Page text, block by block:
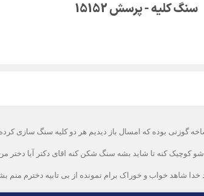
سنگ کلیه - پرسش 15152
امسال باز دیدیم هر دو کلیه سنگ سازی کرده و سنگش در حد ۲۴
کوچیک کنه تا شاید بشه سنگ شکن کنه اقای دکتر آیا دختر
خدا شاهد خواب و خوراک برام نمونده از بی تابیه دخترم